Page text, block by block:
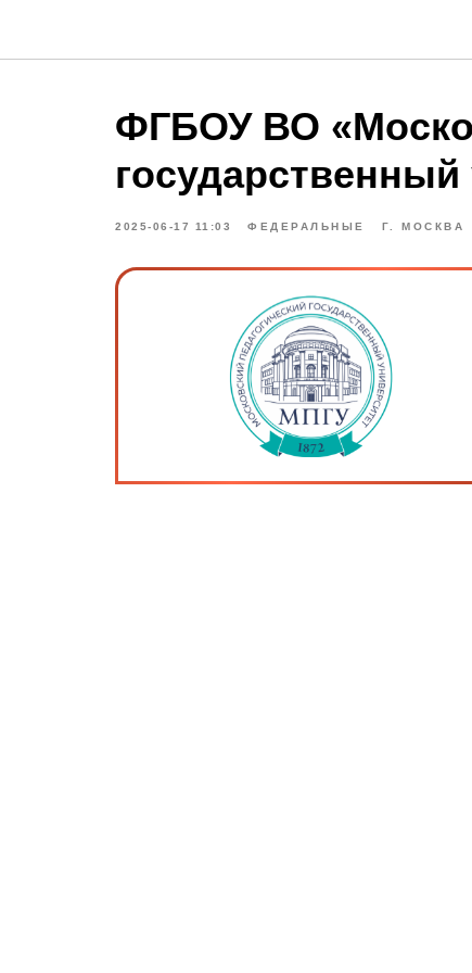
ФГБОУ ВО
государственный
2025-06-17 11:03 ФЕДЕРАЛЬНЫЕ Г. МОСКВА